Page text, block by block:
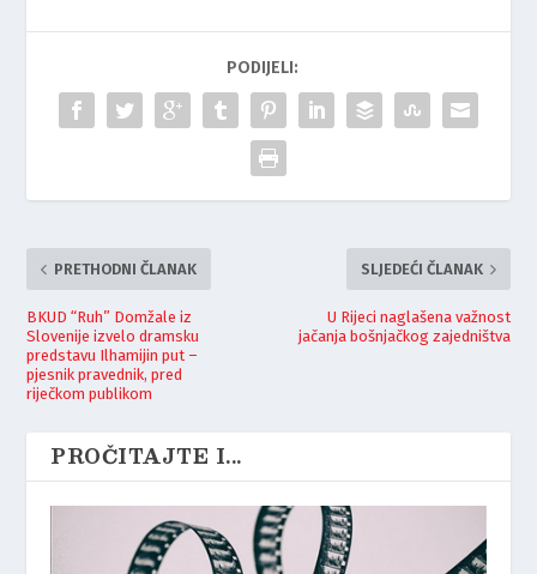
PODIJELI:
PRETHODNI ČLANAK
BKUD “Ruh” Domžale iz
Slovenije izvelo dramsku
predstavu Ilhamijin put –
pjesnik pravednik, pred
riječkom publikom
SLJEDEĆI ČLANAK
U Rijeci naglašena važnost
jačanja bošnjačkog zajedništva
PROČITAJTE I...